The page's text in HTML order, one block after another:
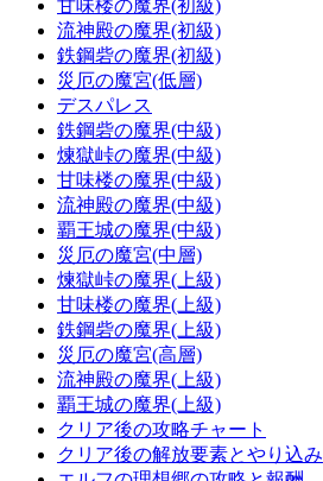
甘味楼の魔界(初級)
流神殿の魔界(初級)
鉄鋼砦の魔界(初級)
災厄の魔宮(低層)
デスパレス
鉄鋼砦の魔界(中級)
煉獄峠の魔界(中級)
甘味楼の魔界(中級)
流神殿の魔界(中級)
覇王城の魔界(中級)
災厄の魔宮(中層)
煉獄峠の魔界(上級)
甘味楼の魔界(上級)
鉄鋼砦の魔界(上級)
災厄の魔宮(高層)
流神殿の魔界(上級)
覇王城の魔界(上級)
クリア後の攻略チャート
クリア後の解放要素とやり込み